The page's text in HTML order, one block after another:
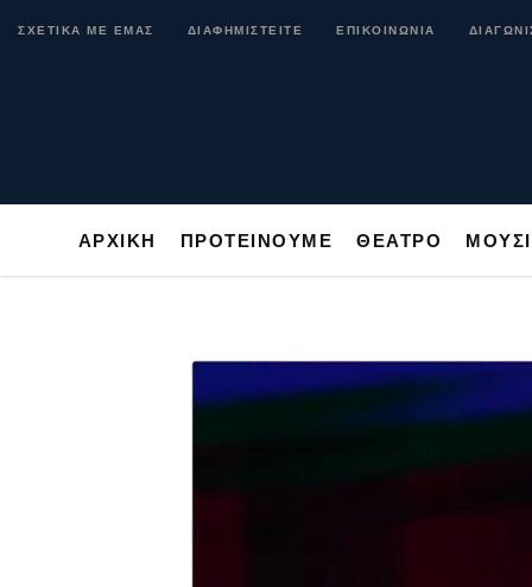
ΣΧΕΤΙΚΑ ΜΕ ΕΜΑΣ ΔΙΑΦΗΜΙΣΤΕΙΤΕ ΕΠΙΚΟΙΝΩΝΙΑ
ΑΡΧΙΚΗ ΠΡΟΤΕΙΝΟΥΜΕ ΘΕΑΤΡΟ
ΑΡΧΙΚΗ ΠΡΟΤΕΙΝΟΥΜΕ ΘΕΑΤΡΟ